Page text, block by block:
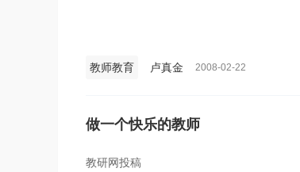
教师教育 卢真金 2008-02-22
做一个快乐的教师
教研网投稿